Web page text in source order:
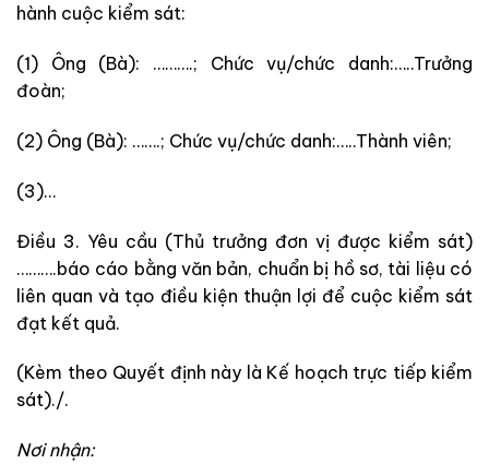
hành cuộc kiểm sát:
(1) Ông (Bà): ……….; Chức vụ/chức danh:…..Trưởng
đoàn;
(2) Ông (Bà): …….; Chức vụ/chức danh:…..Thành viên;
(3)…
Điều 3. Yêu cầu (Thủ trưởng đơn vị được kiểm sát)
……….báo cáo bằng văn bản, chuẩn bị hồ sơ, tài liệu có
liên quan và tạo điều kiện thuận lợi để cuộc kiểm sát
đạt kết quả.
(Kèm theo Quyết định này là Kế hoạch trực tiếp kiểm
sát)./.
Nơi nhận: